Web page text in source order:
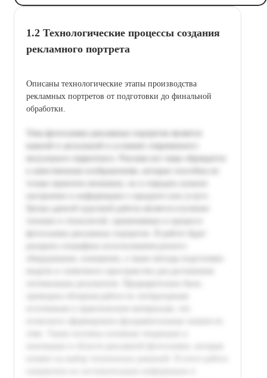
1.2 Технологические процессы создания
рекламного портрета
Описаны технологические этапы производства
рекламных портретов от подготовки до финальной
обработки.